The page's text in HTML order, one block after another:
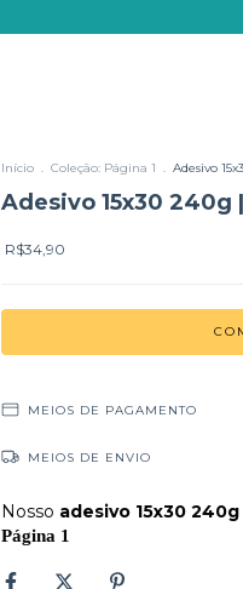
Início . Coleção: Página 1 . Adesivo
Adesivo 15x30 240g
R$34,90
MEIOS DE PAGAMENTO
MEIOS DE ENVIO
Nosso adesivo 15x30
Página 1